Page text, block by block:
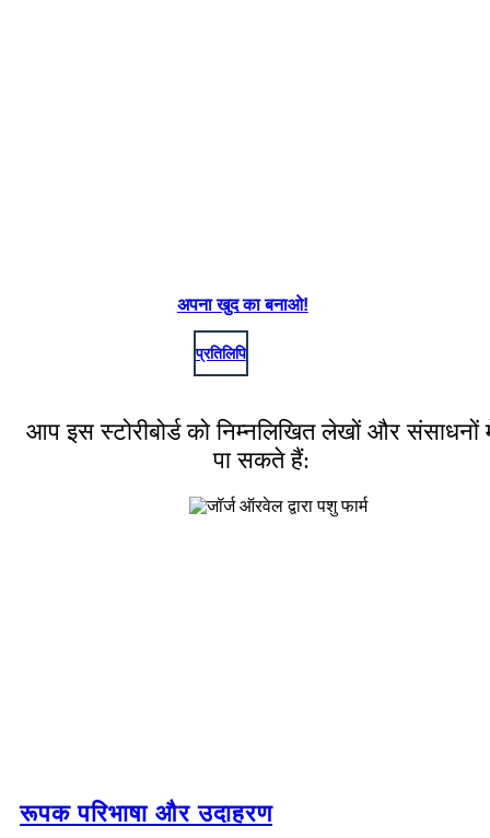
अपना खुद का बनाओ!
प्रतिलिपि
आप इस स्टोरीबोर्ड को निम्नलिखित लेखों और संसाधनों
पा सकते हैं:
रूपक परिभाषा और उदाहरण